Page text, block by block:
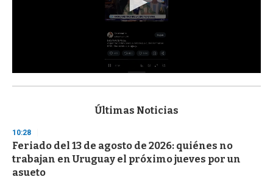
s
d
s
o
f
3
Últimas Noticias
10:28
Feriado del 13 de agosto de 2026: quiénes no
trabajan en Uruguay el próximo jueves por un
asueto